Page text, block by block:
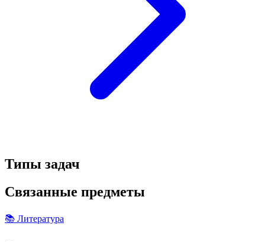
Типы задач
Связанные предметы
📚 Литература